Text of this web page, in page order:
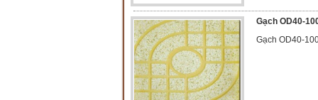
Gạch OD40-
Gạch OD40-